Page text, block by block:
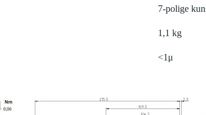
7-polige
1,1 kg
<1μ